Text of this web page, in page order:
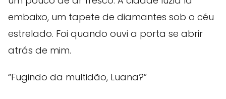
embaixo, um tapete de diamantes sob o céu
estrelado. Foi quando ouvi a porta se abrir
atrás de mim.
“Fugindo da multidão, Luana?”